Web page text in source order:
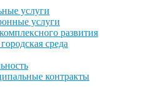
услуги
услуги
развития
среда
контракты